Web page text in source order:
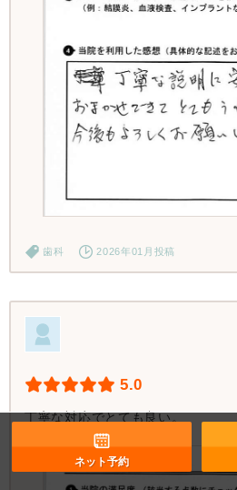
歯科 2026年01月投稿
5.0
丁寧な対応でとても良い。
ネット予約